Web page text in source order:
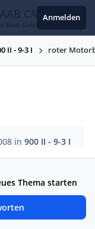
CARS
Saab Gemeinschaft
Anmelden
II - 9-3 I roter
in900 II - 9-3 I
Thema starten